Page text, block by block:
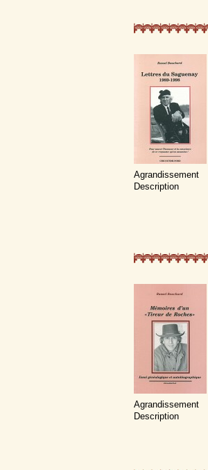
Agrandissement
Description
Agrandissement
Description